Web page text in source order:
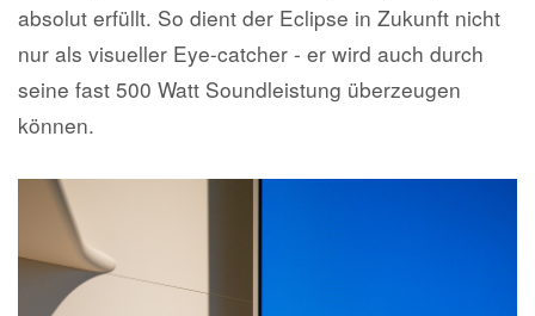
absolut erfüllt. So dient der Eclipse in Zukunft nicht
nur als visueller Eye-catcher - er wird auch durch
seine fast 500 Watt Soundleistung überzeugen
können.